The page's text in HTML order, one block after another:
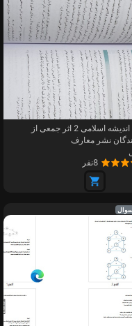
کتاب اندیشه اسلامی 2 اثر جمعی از
نشر معارف
8نفر